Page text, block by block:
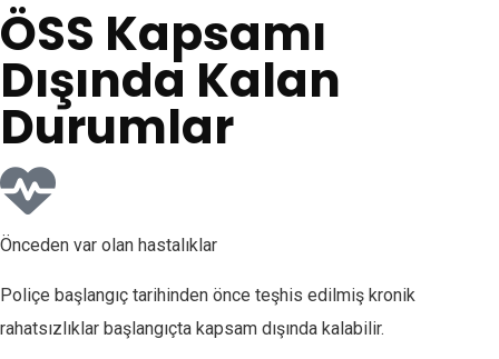
ÖSS Kapsamı
Dışında Kalan
Durumlar
Önceden var olan hastalıklar
Poliçe başlangıç tarihinden önce teşhis edilmiş kronik
rahatsızlıklar başlangıçta kapsam dışında kalabilir.